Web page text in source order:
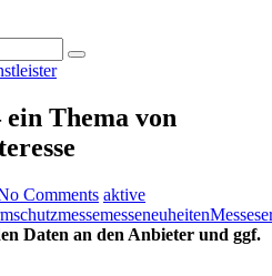
Thema von
Comments aktive
messemesseneuheiten
Daten an den Anbieter und ggf.